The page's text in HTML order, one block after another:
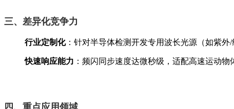
三、差异化竞争力
行业定制化：针对半导体检测开发专用波长光源（如紫外
快速响应能力 ：频闪同步速度达微秒级，适配高速运动物